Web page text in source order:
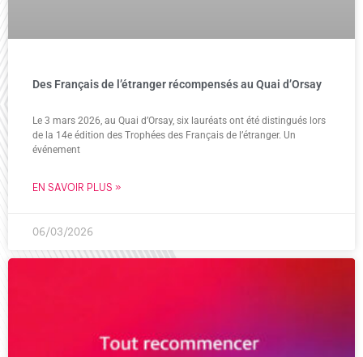
Des Français de l’étranger récompensés au Quai d’Orsay
Le 3 mars 2026, au Quai d’Orsay, six lauréats ont été distingués lors
de la 14e édition des Trophées des Français de l’étranger. Un
événement
EN SAVOIR PLUS »
06/03/2026